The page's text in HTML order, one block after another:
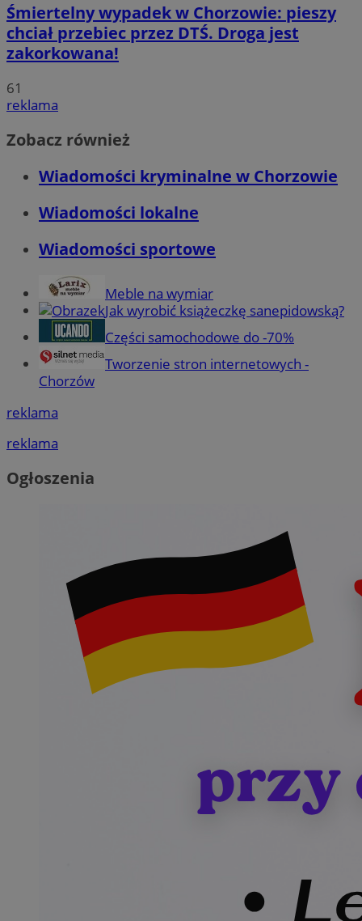
Śmiertelny wypadek w Chorzowie: pieszy
chciał przebiec przez DTŚ. Droga jest
zakorkowana!
61
reklama
Zobacz również
Wiadomości kryminalne w Chorzowie
Wiadomości lokalne
Wiadomości sportowe
Meble na wymiar
Jak wyrobić książeczkę sanepidowską?
Części samochodowe do -70%
Tworzenie stron internetowych -
Chorzów
reklama
reklama
Ogłoszenia